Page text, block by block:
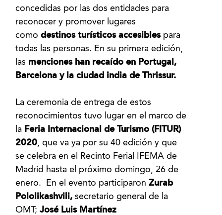
concedidas por las dos entidades para
reconocer y promover lugares
comodestinos turísticos accesiblespara
todas las personas. En su primera edición,
las menciones han recaído en Portugal,
Barcelona y la ciudad india de Thrissur.
La ceremonia de entrega de estos
reconocimientos tuvo lugar en el marco de
la Feria Internacional de Turismo (FITUR)
2020, que va ya por su 40 edición y que
se celebra en el Recinto Ferial IFEMA de
Madrid hasta el próximo domingo, 26 de
enero. En el evento participaronZurab
Pololikashvili, secretario general de la
OMT;José Luis Martínez